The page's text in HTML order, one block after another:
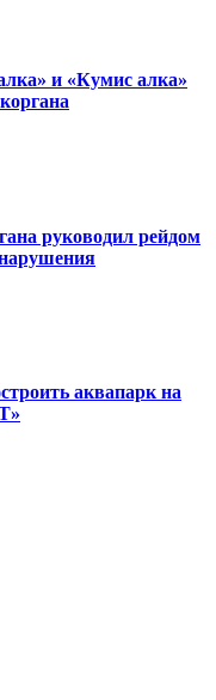
и «Кумис алка»
руководил рейдом
аквапарк на